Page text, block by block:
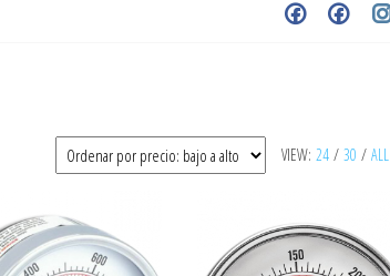
VIEW: 24 / 30 / ALL